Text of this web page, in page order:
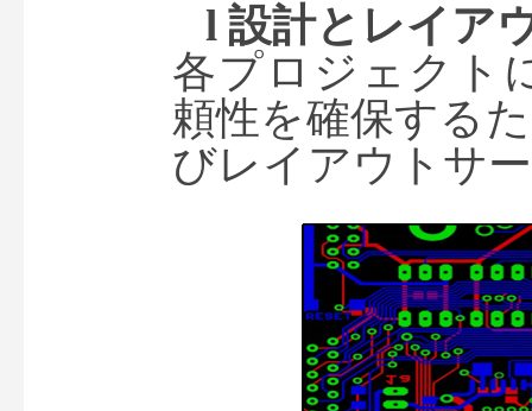
l 設計とレイア
各プロジェクト
頼性を確保する
びレイアウトサ